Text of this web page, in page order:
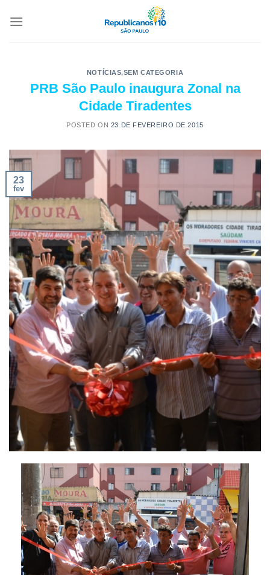
NOTÍCIAS,SEM CATEGORIA
PRB São Paulo inaugura Zonal na
Cidade Tiradentes
POSTED ON 23 DE FEVEREIRO DE 2015
23
fev